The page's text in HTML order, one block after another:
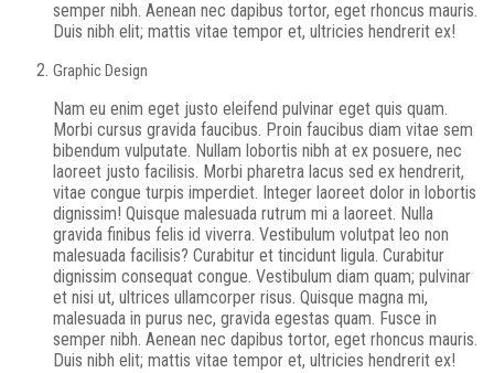
semper nibh. Aenean nec dapibus tortor, eget rhoncus mauris.
Duis nibh elit; mattis vitae tempor et, ultricies hendrerit ex!
Graphic Design
Nam eu enim eget justo eleifend pulvinar eget quis quam.
Morbi cursus gravida faucibus. Proin faucibus diam vitae sem
bibendum vulputate. Nullam lobortis nibh at ex posuere, nec
laoreet justo facilisis. Morbi pharetra lacus sed ex hendrerit,
vitae congue turpis imperdiet. Integer laoreet dolor in lobortis
dignissim! Quisque malesuada rutrum mi a laoreet. Nulla
gravida finibus felis id viverra. Vestibulum volutpat leo non
malesuada facilisis? Curabitur et tincidunt ligula. Curabitur
dignissim consequat congue. Vestibulum diam quam; pulvinar
et nisi ut, ultrices ullamcorper risus. Quisque magna mi,
malesuada in purus nec, gravida egestas quam. Fusce in
semper nibh. Aenean nec dapibus tortor, eget rhoncus mauris.
Duis nibh elit; mattis vitae tempor et, ultricies hendrerit ex!